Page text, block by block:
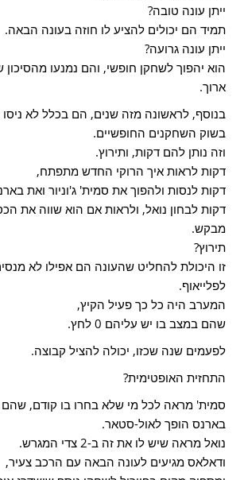
ייתן עונה טובה?
תמיד הם יכולים להציע לו חוזה בעונה הבאה.
ייתן עונה גרועה?
הוא יהפוך לשחקן חופשי, והם נמנעו
ארוך.
בנוסף, לראשונה מזה שנים, הם בכלל לא
בשוק השחקנים החופשיים.
וזה נותן להם דקות, ותירוץ.
דקות לראות איך הרוקי החדש מתפתח,
דקות לנסות ולהפוך את סמית' ג'וניור ואת
דקות לבחון נואל, ולראות אם הוא שווה את
מבקש.
תירוץ?
זו היכולת להחליט שהעונה הם אפילו לא
לפלייאוף.
המערב היה כל כך פעיל הקיץ,
שהם במצב בו יש עליהם 0 לחץ.
לפעמים שנה שכזו, יכולה להציל קבוצה.
התחזית האופטימית?
סמית' מראה לכל מי שלא בחרו בו קודם, שהם
בארנס הופך לאול-סטאר.
נואל מראה שיש לו את זה ב-2 צדי המגרש.
ודאלאס מגיעים לעונה הבאה עם הרכב צעיר,